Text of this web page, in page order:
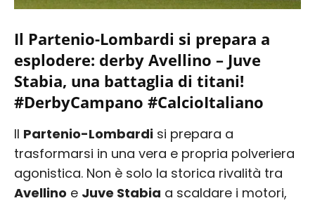
Il Partenio-Lombardi si prepara a
esplodere: derby Avellino – Juve
Stabia, una battaglia di titani!
#DerbyCampano #CalcioItaliano
Il Partenio-Lombardi si prepara a
trasformarsi in una vera e propria polveriera
agonistica. Non è solo la storica rivalità tra
Avellino e Juve Stabia a scaldare i motori,